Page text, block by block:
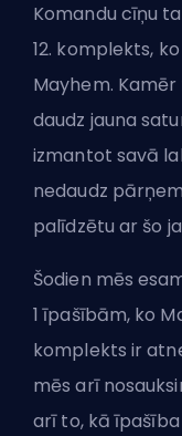
Komandu cīņu
12. komplekts,
Mayhem.
daudz jauna
izmantot savā
nedaudz
palīdzētu ar šo
Šodien mēs
1 īpašībām, ko
komplekts ir
mēs arī
arī to, kā